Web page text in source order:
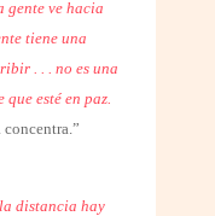
gente ve hacia
tiene una
. . . no es una
esté en paz.
distancia hay